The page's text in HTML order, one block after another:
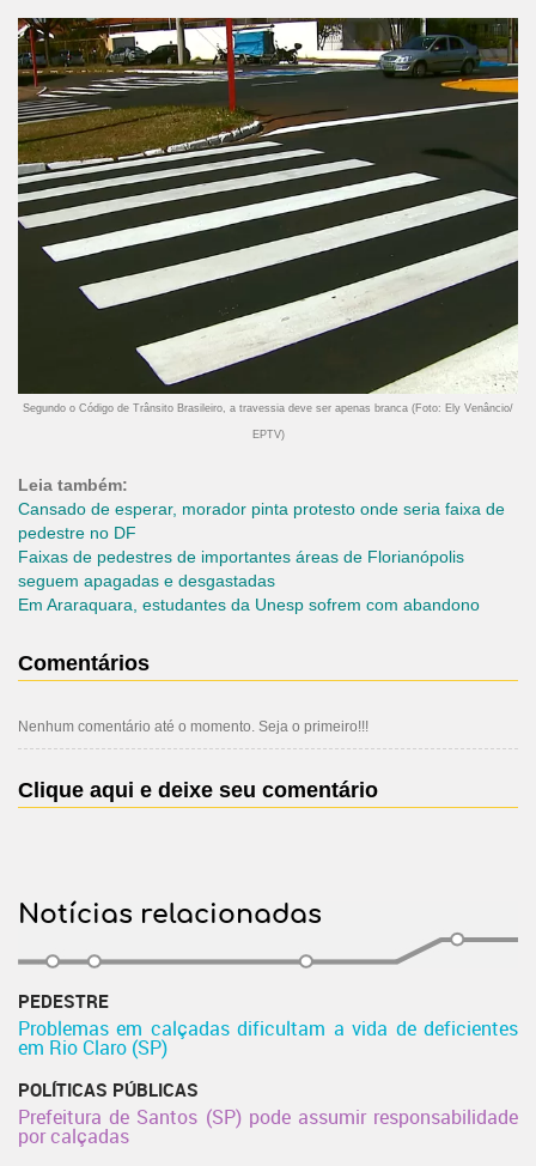
Segundo o Código de Trânsito Brasileiro, a travessia deve ser apenas branca (Foto: Ely Venâncio/
EPTV)
Leia também:
Cansado de esperar, morador pinta protesto onde seria faixa de
pedestre no DF
Faixas de pedestres de importantes áreas de Florianópolis
seguem apagadas e desgastadas
Em Araraquara, estudantes da Unesp sofrem com abandono
Comentários
Nenhum comentário até o momento. Seja o primeiro!!!
Clique aqui e deixe seu comentário
Notícias relacionadas
PEDESTRE
Problemas em calçadas dificultam a vida de deficientes
em Rio Claro (SP)
POLÍTICAS PÚBLICAS
Prefeitura de Santos (SP) pode assumir responsabilidade
por calçadas